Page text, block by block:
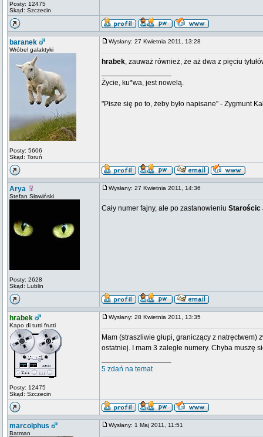
Posty: 12475
Skąd: Szczecin
baranek
Wróbel galaktyki
Posty: 5606
Skąd: Toruń
Wysłany: 27 Kwietnia 2011, 13:28
hrabek, zauważ również, że aż dwa z pięciu
Życie, ku*wa, jest nowelą.
"Pisze się po to, żeby było napisane" - Zygmunt
Arya
Stefan Sławiński
Posty: 2628
Skąd: Lublin
Wysłany: 27 Kwietnia 2011, 14:36
Cały numer fajny, ale po zastanowieniu Starościc
hrabek
Kapo di tutti frutti
Posty: 12475
Skąd: Szczecin
Wysłany: 28 Kwietnia 2011, 13:35
Mam (straszliwie głupi, graniczący z
ostatniej. I mam 3 zaległe numery. Chyba muszę
5 zdań na temat
marcolphus
Batman
Wysłany: 1 Maj 2011, 11:51